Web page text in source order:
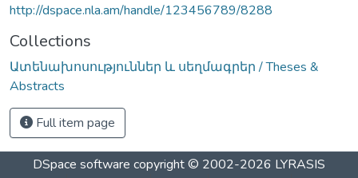
http://dspace.nla.am/handle/123456789/8288
Collections
Ատենախոսություններ և սեղմագրեր / Theses &
Abstracts
Full item page
DSpace software copyright © 2002-2026 LYRASIS